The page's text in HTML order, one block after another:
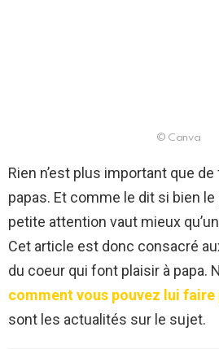
© Canva
Rien n’est plus important que
papas. Et comme le dit si bien le
petite attention vaut mieux
Cet article est donc consacré
du coeur qui font plaisir à papa.
comment vous pouvez lui
sont les actualités sur le sujet.